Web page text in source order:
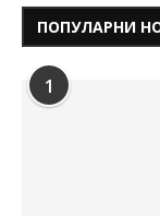
ПОПУЛАРНИ
1